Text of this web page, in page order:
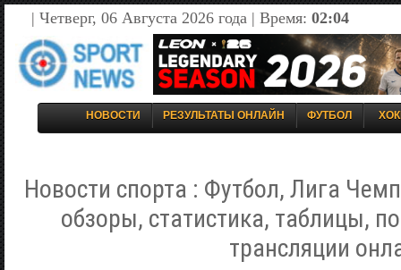
| Четверг, 06 Августа 2026 года | Время: 02:04
НОВОСТИ РЕЗУЛЬТАТЫ ОНЛАЙН ФУТБОЛ
Новости спорта : Футбол, Лига
обзоры, статистика, таблицы,
трансляции